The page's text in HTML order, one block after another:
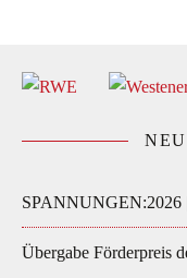
SPANNUNGEN:2026
Übergabe Förderpreis